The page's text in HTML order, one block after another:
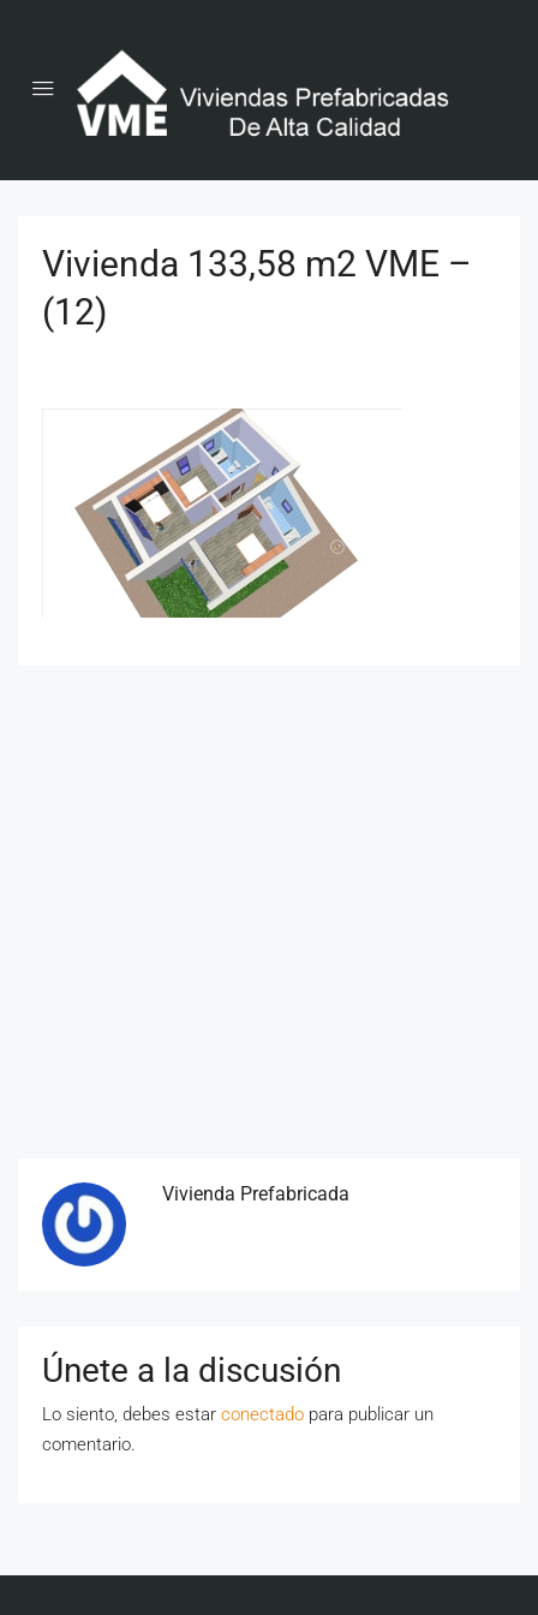
Vivienda 133,58 m2 VME –
(12)
Vivienda Prefabricada
Únete a la discusión
Lo siento, debes estar conectado para publicar un
comentario.